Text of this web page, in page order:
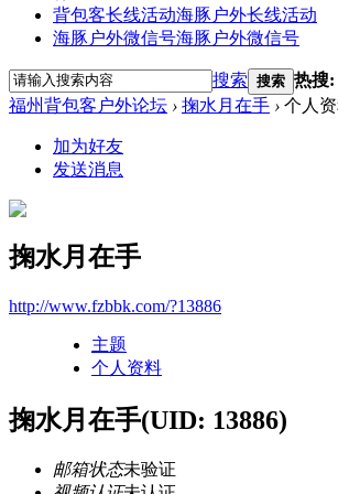
背包客长线活动海豚户外长线活动
海豚户外微信号海豚户外微信号
搜索 搜索 热搜:
福州背包客户外论坛 › 掬水月在手 › 个人
加为好友
发送消息
掬水月在手
http://www.fzbbk.com/?13886
主题
个人资料
掬水月在手(UID: 13886)
邮箱状态未验证